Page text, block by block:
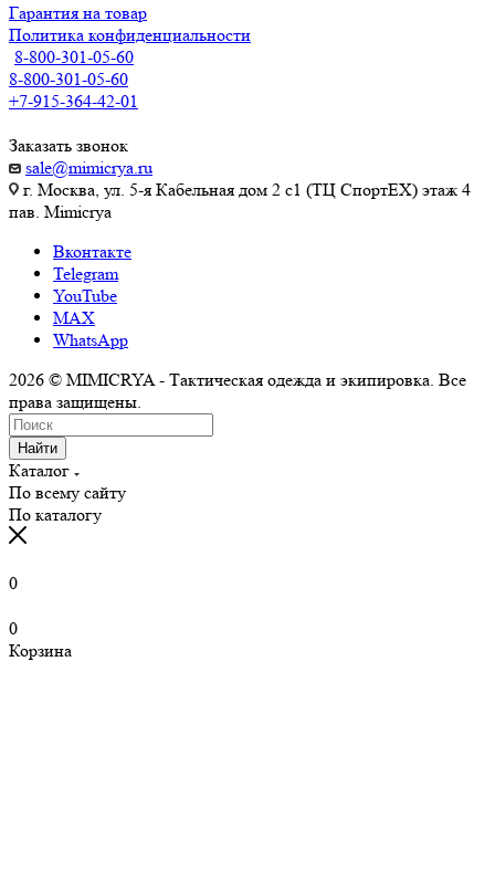
Гарантия на товар
Политика конфиденциальности
8-800-301-05-60
8-800-301-05-60
+7-915-364-42-01
Заказать звонок
sale@mimicrya.ru
г. Москва, ул. 5-я Кабельная дом 2 с1 (ТЦ СпортEX) этаж 4
пав. Mimicrya
Вконтакте
Telegram
YouTube
MAX
WhatsApp
2026 © MIMICRYA - Тактическая одежда и экипировка. Все
права защищены.
Найти
Каталог
По всему сайту
По каталогу
0
0
Корзина